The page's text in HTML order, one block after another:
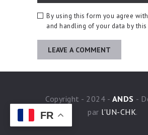
By using this form you agree
and handling of your data by
Copyright - 2024 - ANDS -
par l'UN-CHK.
FR